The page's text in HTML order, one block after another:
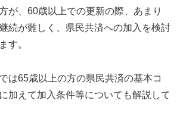
が、60歳以上での更新の際、あまり
続が難しく、県民共済への加入を検討
す。
は65歳以上の方の県民共済の基本コ
加えて加入条件等についても解説して